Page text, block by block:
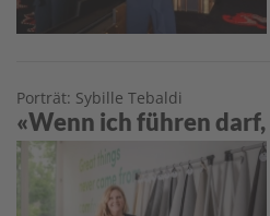
Porträt: Sybille Tebaldi
«Wenn ich führen
Image